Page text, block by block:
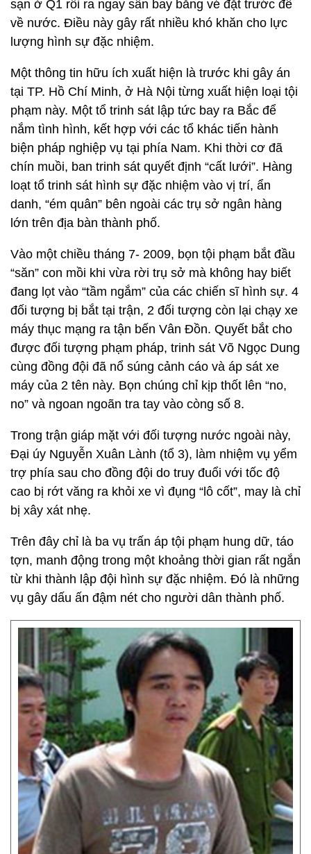
sạn ở Q1 rồi ra ngay sân bay bằng vé đặt trước để
về nước. Điều này gây rất nhiều khó khăn cho lực
lượng hình sự đặc nhiệm.
Một thông tin hữu ích xuất hiện là trước khi gây án
tại TP. Hồ Chí Minh, ở Hà Nội từng xuất hiện loại tội
phạm này. Một tổ trinh sát lập tức bay ra Bắc để
nắm tình hình, kết hợp với các tổ khác tiến hành
biện pháp nghiệp vụ tại phía Nam. Khi thời cơ đã
chín muồi, ban trinh sát quyết định “cất lưới”. Hàng
loạt tổ trinh sát hình sự đặc nhiệm vào vị trí, ẩn
danh, “ém quân” bên ngoài các trụ sở ngân hàng
lớn trên địa bàn thành phố.
Vào một chiều tháng 7- 2009, bọn tội phạm bắt đầu
“săn” con mồi khi vừa rời trụ sở mà không hay biết
đang lọt vào “tầm ngắm” của các chiến sĩ hình sự. 4
đối tượng bị bắt tại trận, 2 đối tượng còn lại chạy xe
máy thục mạng ra tận bến Vân Đồn. Quyết bắt cho
được đối tượng phạm pháp, trinh sát Võ Ngọc Dung
cùng đồng đội đã nổ súng cảnh cáo và áp sát xe
máy của 2 tên này. Bọn chúng chỉ kịp thốt lên “no,
no” và ngoan ngoãn tra tay vào còng số 8.
Trong trận giáp mặt với đối tượng nước ngoài này,
Đại úy Nguyễn Xuân Lành (tổ 3), làm nhiệm vụ yểm
trợ phía sau cho đồng đội do truy đuổi với tốc độ
cao bị rớt văng ra khỏi xe vì đụng “lô cốt”, may là chỉ
bị xây xát nhẹ.
Trên đây chỉ là ba vụ trấn áp tội phạm hung dữ, táo
tợn, manh động trong một khoảng thời gian rất ngắn
từ khi thành lập đội hình sự đặc nhiệm. Đó là những
vụ gây dấu ấn đậm nét cho người dân thành phố.